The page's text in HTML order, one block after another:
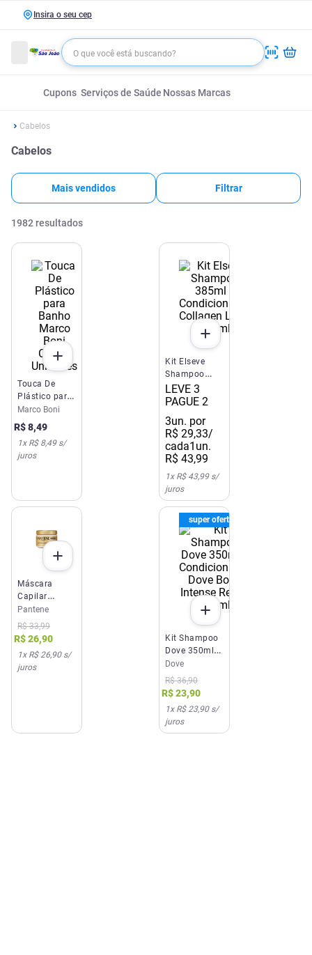
Insira o seu cep
Cupons Serviços de Saúde Nossas Marcas
Cabelos
Cabelos
Mais vendidos Filtrar
1982 resultados
Touca De
Plástico para
Banho Marco
Boni Com 2
Unidades
Marco Boni
R$8,49
1x R$ 8,49s/
juros
Kit Elseve
Shampoo
385ml +
Condicionador
Lifter 170ml
LEVE 3
PAGUE 2
3un. por
R$ 29,33/
cada1un.
R$ 43,99
1x R$ 43,99s/
juros
Máscara
Capilar
Pantene Pro-
V Hidratação
270ml
Pantene
R$ 33,99
R$26,90
1x R$ 26,90s/
juros
super oferta
Kit Shampoo
Dove 350ml +
Condicionador
Dove Bond
Intense Repair
150ml
Dove
R$ 36,90
R$23,90
1x R$ 23,90s/
juros